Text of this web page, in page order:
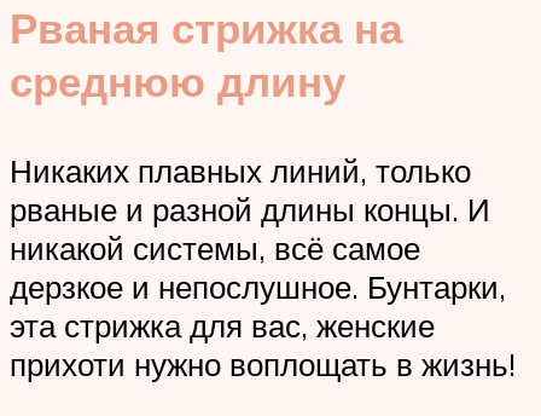
Рваная стрижка на
среднюю длину
Никаких плавных линий, только
рваные и разной длины концы. И
никакой системы, всё самое
дерзкое и непослушное. Бунтарки,
эта стрижка для вас, женские
прихоти нужно воплощать в жизнь!